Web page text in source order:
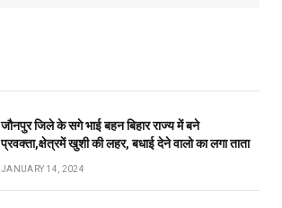
जौनपुर जिले के सगे भाई बहन बिहार राज्य में बने
प्रवक्ता,क्षेत्रमें खुशी की लहर, बधाई देने वालो का लगा ताता
JANUARY 14, 2024